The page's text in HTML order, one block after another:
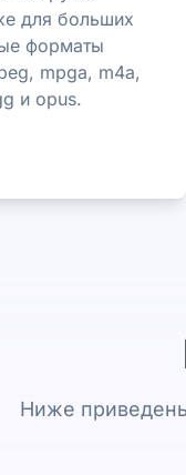
для больших
форматы
mpga, m4a,
и opus.
Ниже